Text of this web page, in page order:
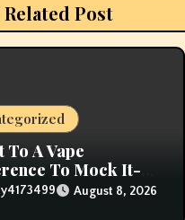
Related Post
To A Vape
To Mock It-
Vapers Changed
August 8, 2026